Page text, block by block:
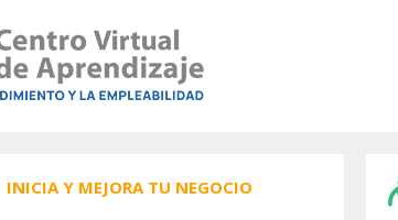
INICIA Y MEJORA TU NEGOCIO